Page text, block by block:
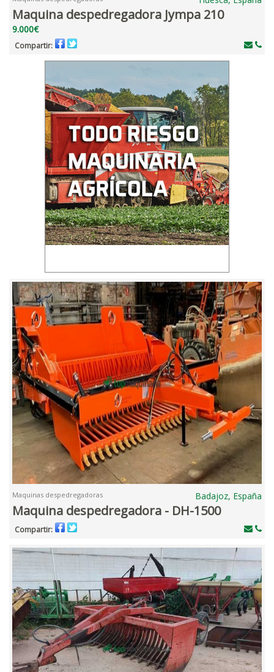
Maquina despedregadora Jympa 210
9.000€
Compartir:
Maquinas despedregadoras Badajoz, España
Maquina despedregadora - DH-1500
Compartir: